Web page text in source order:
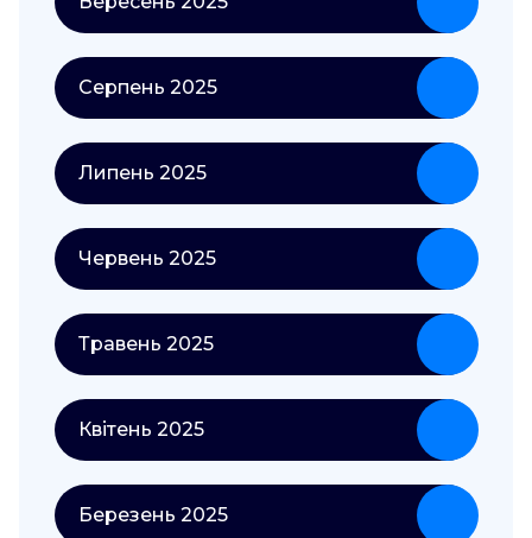
Серпень 2025
Липень 2025
Червень 2025
Травень 2025
Квітень 2025
Березень 2025